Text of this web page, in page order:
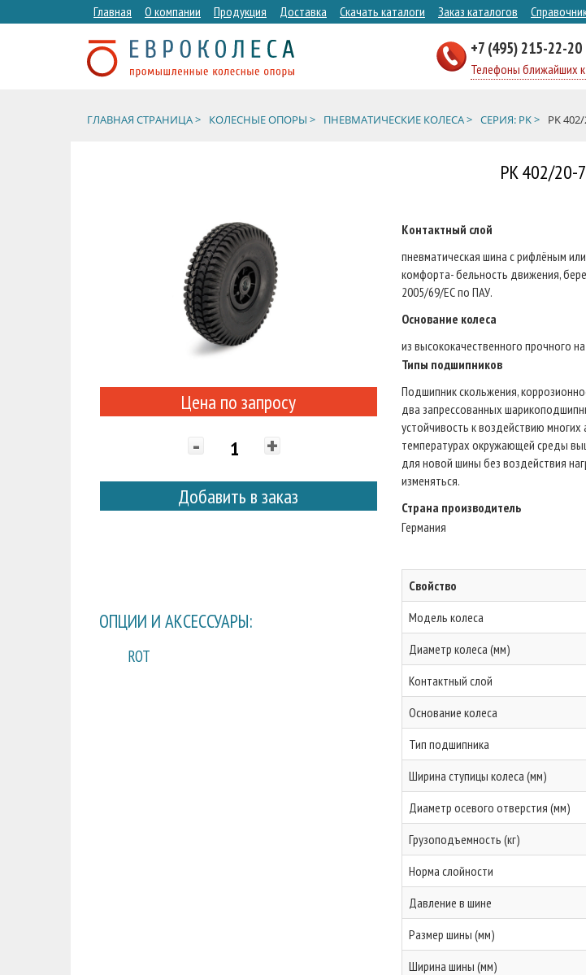
Главная О компании Продукция Доставка Скачать каталоги Заказ каталогов
+7 (495) 215-22-20
Телефоны ближайших
ГЛАВНАЯ СТРАНИЦА > КОЛЕСНЫЕ ОПОРЫ > ПНЕВМАТИЧЕСКИЕ КОЛЕСА > СЕРИЯ: PK > PK
PK 402/20-
Цена по запросу
- +
Добавить в заказ
Контактный слой
пневматическая шина с рифлёным
комфорта- бельность движения,
2005/69/ЕС по ПАУ.
Основание колеса
из высококачественного прочного
Типы подшипников
Подшипник скольжения,
два запрессованных
устойчивость к воздействию многих
температурах окружающей среды
для новой шины без воздействия
изменяться.
Страна производитель
Германия
ОПЦИИ И АКСЕССУАРЫ:
ROT
Свойство
Модель колеса
Диаметр колеса (мм)
Контактный слой
Основание колеса
Тип подшипника
Ширина ступицы колеса (мм)
Диаметр осевого отверстия (мм)
Грузоподъемность (кг)
Норма слойности
Давление в шине
Размер шины (мм)
Ширина шины (мм)